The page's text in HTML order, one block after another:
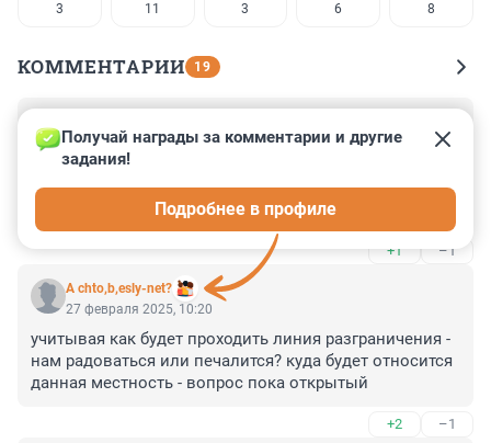
3 11 3 6 8
КОММЕНТАРИИ 19
27 февраля 2025, 12:02
Почему не используют против БПЛА счетверённые
зенитные установки из пулемётов "Максим" времён
ВОВ? залить в кожухи охлаждения стволов тосол или
антифриз вместо воды, прикрепить к ним
современные прицел и дальномер, установить на
пикапы, и на дальности 1000-1500 метров будет самое
то.
+1 –1
A chto,b,esly-net?
Получай награды за комментарии и другие
задания!
Подробнее в профиле
27 февраля 2025, 10:20
учитывая как будет проходить линия разграничения -
нам радоваться или печалится? куда будет относится
данная местность - вопрос пока открытый
+2 –1